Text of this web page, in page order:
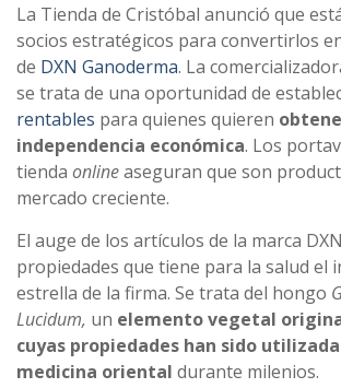
La Tienda de Cristóbal anunció que
socios estratégicos para convertirlos
de DXN Ganoderma. La
se trata de una oportunidad de
rentables para quienes quieren
independencia económica. Los
tienda onlineaseguran que son
mercado creciente.
El auge de los artículos de la marca
propiedades que tiene para la salud el
estrella de la firma. Se trata del hongo
Lucidum, un elemento vegetal
cuyas propiedades han sido
medicina oriental durante milenios.